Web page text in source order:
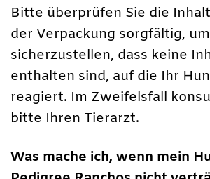
Bitte überprüfen Sie die
der Verpackung sorgfältig, um
sicherzustellen, dass keine
enthalten sind, auf die Ihr
reagiert. Im Zweifelsfall
bitte Ihren Tierarzt.
Was mache ich, wenn mein